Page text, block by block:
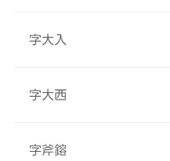
字大入
字大西
字斧鎔